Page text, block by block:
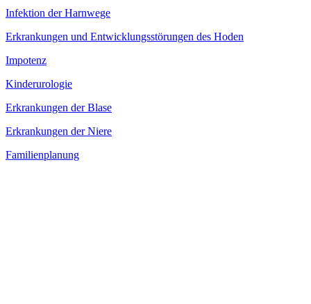
Infektion der Harnwege
Erkrankungen und Entwicklungsstörungen des Hoden
Impotenz
Kinderurologie
Erkrankungen der Blase
Erkrankungen der Niere
Familienplanung